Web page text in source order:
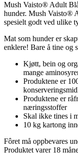
Mush Vaisto® Adult
hunder. Mush Vaisto®
spesielt godt ved ulike
Mat som hunder er
enklere! Bare å tine og
Kjøtt, bein og
mange
Produktene er
Produktene er
næringsstoffer
Skal ikke tines i
10 kg kartong
Fôret må oppbevares
Produktet varer 18